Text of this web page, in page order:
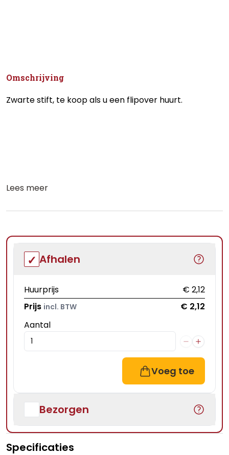
Omschrijving
Zwarte stift, te koop als u een flipover huurt.
Lees meer
Afhalen
Huurprijs
€ 2,12
Prijs incl. BTW
€ 2,12
Aantal
Voeg toe
Bezorgen
Specificaties